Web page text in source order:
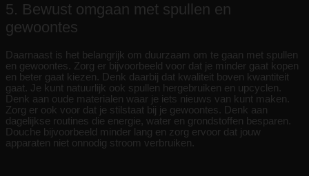
5. Bewust omgaan met spullen en
gewoontes
Daarnaast is het belangrijk om duurzaam om te gaan met spullen
en gewoontes. Zorg er bijvoorbeeld voor dat je minder gaat kopen
en beter gaat kiezen. Denk daarbij dat kwaliteit boven kwantiteit
gaat. Je kunt natuurlijk ook spullen hergebruiken en upcyclen.
Denk aan oude materialen waar je iets nieuws van kunt maken.
Zorg er ook voor dat je stilstaat bij je gewoontes. Denk aan
dagelijkse routines die energie, water en grondstoffen besparen.
Douche bijvoorbeeld minder lang en zorg ervoor dat jouw
apparaten niet onnodig stroom verbruiken.